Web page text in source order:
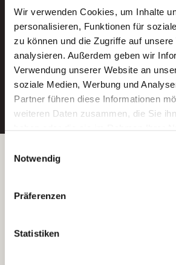
Wir verwenden Cookies, um Inhalte
personalisieren, Funktionen für
zu können und die Zugriffe auf
analysieren. Außerdem geben wir
Verwendung unserer Website an
soziale Medien, Werbung und
Partner führen diese Informationen
weiteren Daten zusammen, die Sie
Wenn Sie auf „Cookies zulassen“
Sie der Speicherung sämtlicher
Ihre Einwilligung selbstverständlich
indem Sie die Cookie-Einstellungen
unsererDatenschutzerklärung
Notwendig
Präferenzen
Statistiken
Neue Stellen per
Ein kostenloser
Jobs.
E-Mail-Adresse
Betreiber der Webseite
Kantstraße 45a
(Ein Tochterunternehmen des AWO
e.V.)